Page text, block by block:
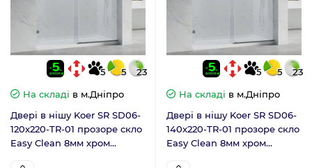
5 5
23
На складі в м.Дніпро
Двері в нішу Koer SR SD06-
120x220-TR-01 прозоре скло
Easy Clean 8мм хром
5 5
23
На складі в м.Дніпро
Двері в нішу Koer SR SD06-
140x220-TR-01 прозоре скло
Easy Clean 8мм хром